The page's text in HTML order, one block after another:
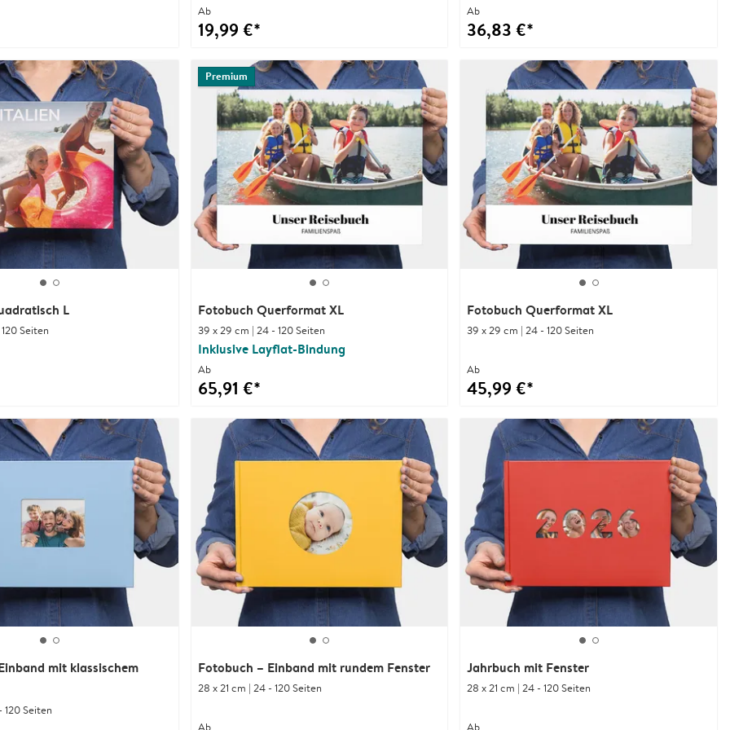
Ab
19,99 €*
Ab
36,83 €*
L
Seiten
Premium
Fotobuch Querformat XL
39 x 29 cm | 24 - 120 Seiten
Inklusive Layflat-Bindung
Ab
65,91 €*
Fotobuch Querformat XL
39 x 29 cm | 24 - 120 Seiten
Ab
45,99 €*
Fotobuch – Einband mit rundem Fenster
28 x 21 cm | 24 - 120 Seiten
Ab
mit klassischem
120 Seiten
Jahrbuch mit Fenster
28 x 21 cm | 24 - 120 Seiten
Ab